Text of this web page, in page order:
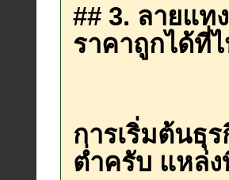
## 3. ลายแท
ราคาถูกได้ที่
การเริ่มต้นธุ
ต่ำครับ แหล่